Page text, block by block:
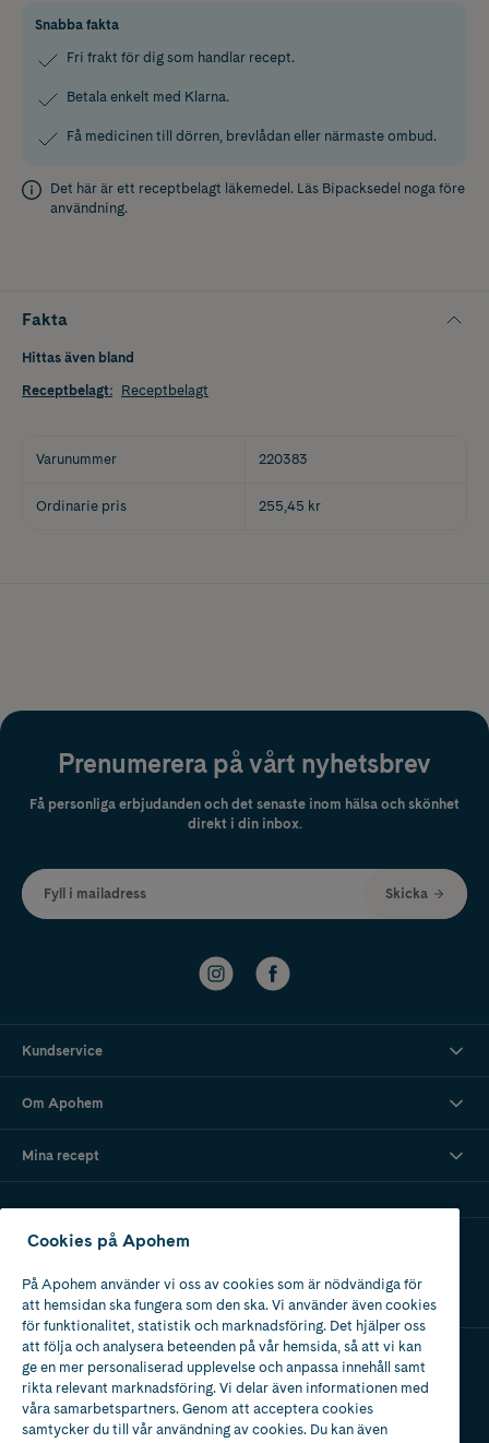
Snabba fakta
Fri frakt för dig som handlar recept.
Betala enkelt med Klarna.
Få medicinen till dörren, brevlådan eller närmaste ombud.
Det här är ett receptbelagt läkemedel. Läs Bipacksedel noga före
användning.
Fakta
Hittas även bland
Receptbelagt: Receptbelagt
Varunummer 220383
Ordinarie pris 255,45 kr
Prenumerera på vårt nyhetsbrev
Få personliga erbjudanden och det senaste inom hälsa och skönhet
direkt i din inbox.
Fyll i mailadress Skicka
Kundservice
Om Apohem
Mina recept
Ladda ner vår app
Apotek med tillstånd
av Läkemedelsverket
Cookies på Apohem
På Apohem använder vi oss av cookies som är nödvändiga för
att hemsidan ska fungera som den ska. Vi använder även cookies
för funktionalitet, statistik och marknadsföring. Det hjälper oss
att följa och analysera beteenden på vår hemsida, så att vi kan
ge en mer personaliserad upplevelse och anpassa innehåll samt
rikta relevant marknadsföring. Vi delar även informationen med
våra samarbetspartners. Genom att acceptera cookies
samtycker du till vår användning av cookies. Du kan även